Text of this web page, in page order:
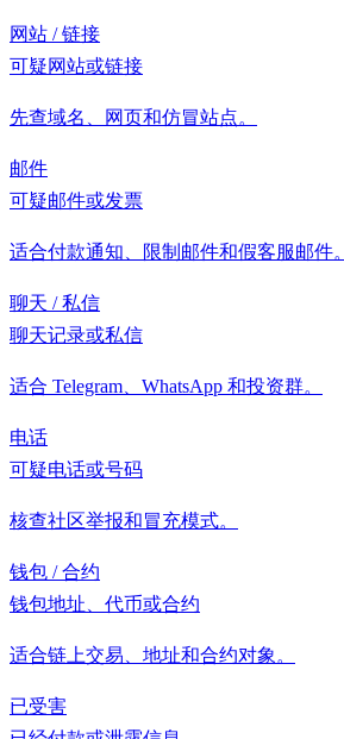
网站 / 链接
可疑网站或链接
先查域名、网页和仿冒站点。
邮件
可疑邮件或发票
适合付款通知、限制邮件和假客服邮件。
聊天 / 私信
聊天记录或私信
适合 Telegram、WhatsApp 和投资群。
电话
可疑电话或号码
核查社区举报和冒充模式。
钱包 / 合约
钱包地址、代币或合约
适合链上交易、地址和合约对象。
已受害